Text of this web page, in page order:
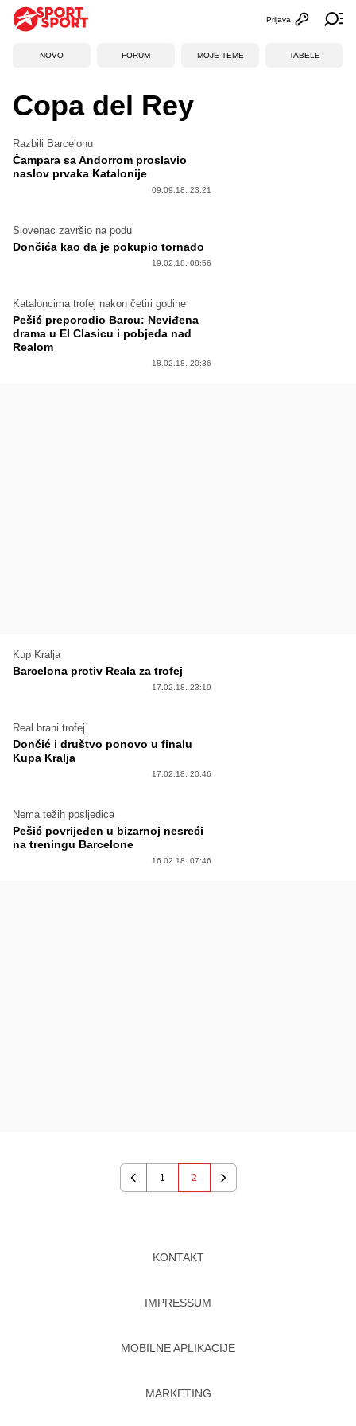
Otvori
Prijava
NOVO FORUM MOJE TEME TABELE
Copa del Rey
Razbili Barcelonu
Čampara sa Andorrom proslavio
naslov prvaka Katalonije
09.09.18. 23:21
Slovenac završio na podu
Dončića kao da je pokupio tornado
19.02.18. 08:56
Kataloncima trofej nakon četiri godine
Pešić preporodio Barcu: Neviđena
drama u El Clasicu i pobjeda nad
Realom
18.02.18. 20:36
Kup Kralja
Barcelona protiv Reala za trofej
17.02.18. 23:19
Real brani trofej
Dončić i društvo ponovo u finalu
Kupa Kralja
17.02.18. 20:46
Nema težih posljedica
Pešić povrijeđen u bizarnoj nesreći
na treningu Barcelone
16.02.18. 07:46
Previous
1 2
Next
KONTAKT
IMPRESSUM
MOBILNE APLIKACIJE
MARKETING